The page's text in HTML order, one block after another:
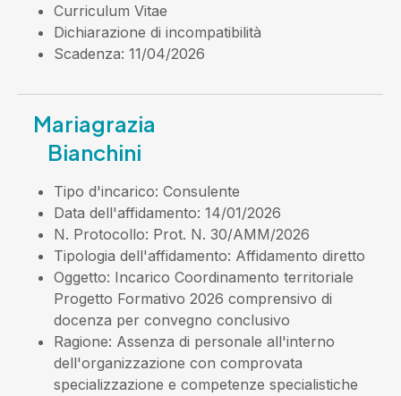
Curriculum Vitae
Dichiarazione di incompatibilità
Scadenza: 11/04/2026
Mariagrazia
Bianchini
Tipo d'incarico: Consulente
Data dell'affidamento: 14/01/2026
N. Protocollo: Prot. N. 30/AMM/2026
Tipologia dell'affidamento: Affidamento diretto
Oggetto: Incarico Coordinamento territoriale
Progetto Formativo 2026 comprensivo di
docenza per convegno conclusivo
Ragione: Assenza di personale all'interno
dell'organizzazione con comprovata
specializzazione e competenze specialistiche